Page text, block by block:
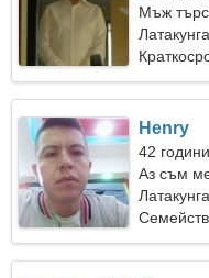
Мъж
Латакунга
Henry
42
Аз съм
Латакунга